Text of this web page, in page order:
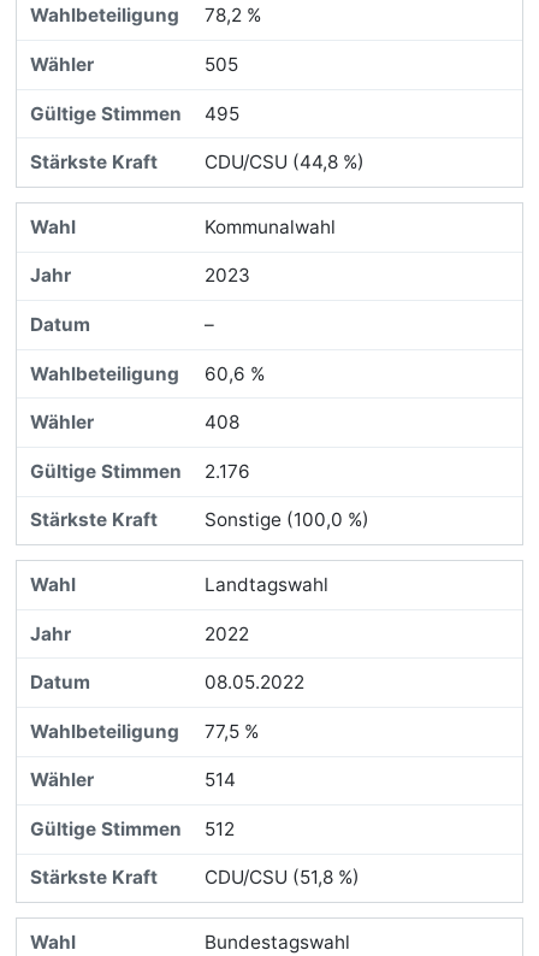
78,2 %
505
495
CDU/CSU (44,8 %)
Kommunalwahl
2023
–
60,6 %
408
2.176
Sonstige (100,0 %)
Landtagswahl
2022
08.05.2022
77,5 %
514
512
CDU/CSU (51,8 %)
Bundestagswahl